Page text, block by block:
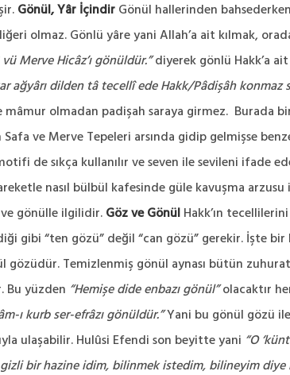
Gönül, Yâr İçindir Gönül hallerinden
olmaz. Gönlü yâre yani Allah’a ait kılmak,
Merve Hicâz’ı gönüldür.”diyerek gönlü Hakk’a
ağyârı dilden tâ tecellî ede Hakk/Pâdişâh konmaz
mâmur olmadan padişah saraya girmez. Burada
ve Merve Tepeleri arsında gidip gelmişse
de sıkça kullanılır ve seven ile sevileni ifade
nasıl bülbül kafesinde güle kavuşma arzusu
ve gönülle ilgilidir. Göz ve Gönül Hakk’ın
gibi “ten gözü” değil “can gözü” gerekir. İşte bir
Temizlenmiş gönül aynası bütün
Bu yüzden “Hemişe dide enbazı gönül”olacaktır
ı kurb ser-efrâzı gönüldür.”Yani bu gönül gözü
ulaşabilir. Hulûsi Efendi son beyitte yani “O
bir hazine idim, bilinmek istedim, bilineyim diye